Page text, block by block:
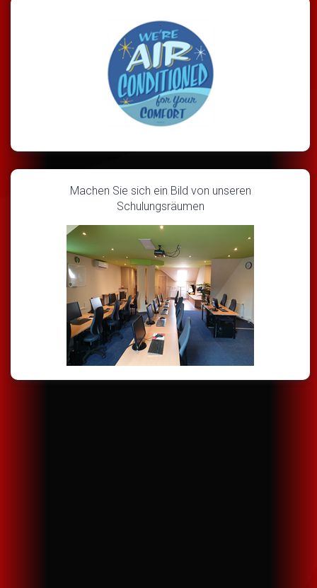
Machen Sie sich ein Bild von unseren
Schulungsräumen